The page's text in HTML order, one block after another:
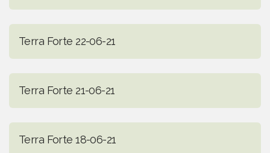
Terra Forte 22-06-21
Terra Forte 21-06-21
Terra Forte 18-06-21